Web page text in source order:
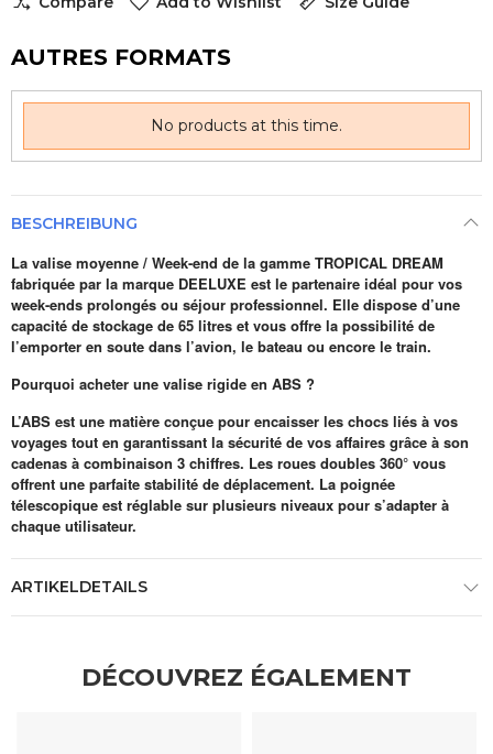
AUTRES FORMATS
No products at this time.
BESCHREIBUNG
La valise moyenne / Week-end de la gamme TROPICAL DREAM
fabriquée par la marque DEELUXE est le partenaire idéal pour vos
week-ends prolongés ou séjour professionnel. Elle dispose d’une
capacité de stockage de 65 litres et vous offre la possibilité de
l’emporter en soute dans l’avion, le bateau ou encore le train.
Pourquoi acheter une valise rigide en ABS ?
L’ABS est une matière conçue pour encaisser les chocs liés à vos
voyages tout en garantissant la sécurité de vos affaires grâce à son
cadenas à combinaison 3 chiffres. Les roues doubles 360° vous
offrent une parfaite stabilité de déplacement. La poignée
télescopique est réglable sur plusieurs niveaux pour s’adapter à
chaque utilisateur.
ARTIKELDETAILS
DÉCOUVREZ ÉGALEMENT